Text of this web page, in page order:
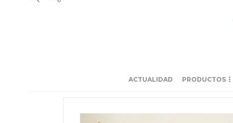
ACTUALIDAD PRODUCTOS